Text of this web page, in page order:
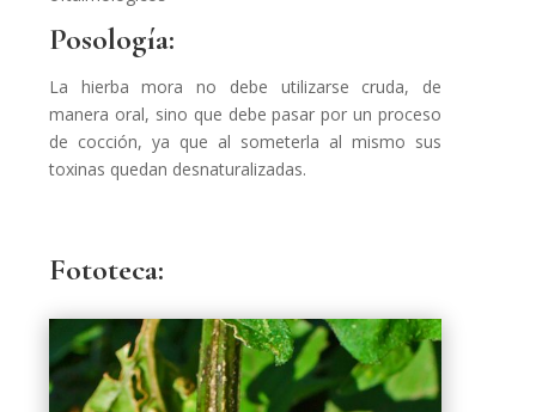
Posología:
La hierba mora no debe utilizarse cruda, de
manera oral, sino que debe pasar por un proceso
de cocción, ya que al someterla al mismo sus
toxinas quedan desnaturalizadas.
Fototeca: